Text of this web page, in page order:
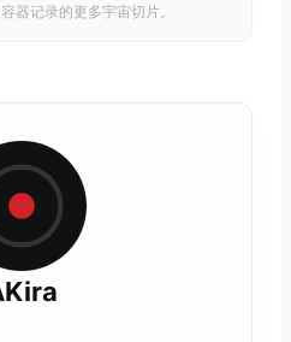
器记录的更多宇宙切片。